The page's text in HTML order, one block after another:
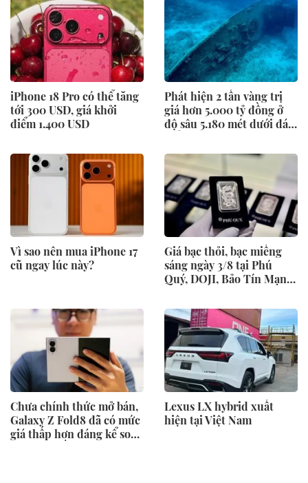
iPhone 18 Pro có thể tăng
tới 300 USD, giá khởi
điểm 1.400 USD
Phát hiện 2 tấn vàng trị
giá hơn 5.000 tỷ đồng ở
độ sâu 5.180 mét dưới đáy
Vì sao nên mua iPhone 17
cũ ngay lúc này?
Giá bạc thỏi, bạc miếng
sáng ngày 3/8 tại Phú
Quý, DOJI, Bảo Tín Mạnh
Chưa chính thức mở bán,
Galaxy Z Fold8 đã có mức
giá thấp hơn đáng kể so
Lexus LX hybrid xuất
hiện tại Việt Nam